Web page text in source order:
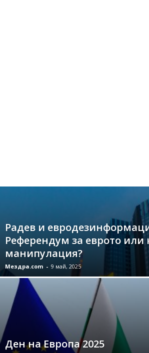
Радев и
Референдум за еврото или
манипулация?
Мездра.com - 9 май, 2025
Ден на Европа 2025